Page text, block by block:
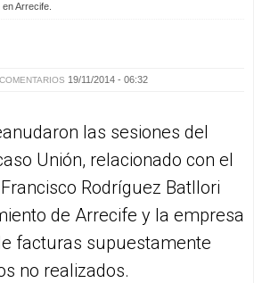
Arrecife.
19/11/2014 - 06:32
las sesiones del
Unión, relacionado con el
Rodríguez Batllori
de Arrecife y la empresa
facturas supuestamente
no realizados.